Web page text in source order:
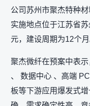
公司苏州市聚杰特种材
实施地点位于江苏省
元，建设周期为12个月
聚杰微纤在预案中表
、 数据中心 、高端
板等下游应用爆发式